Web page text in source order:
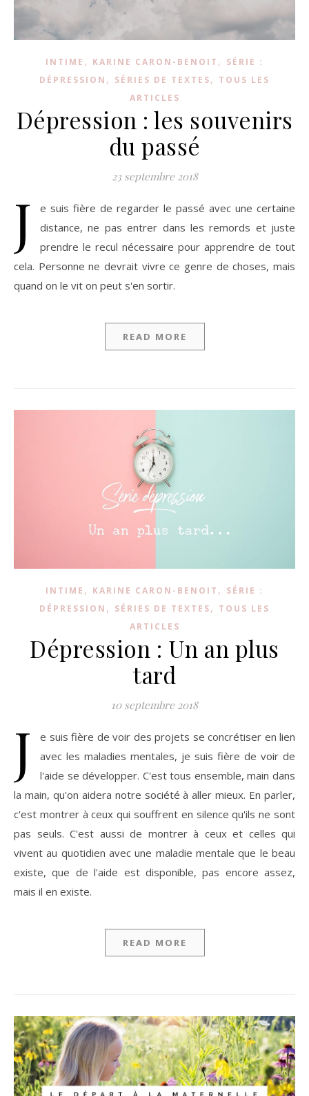
INTIME , KARINE CARON-BENOIT , SÉRIE :
DÉPRESSION , SÉRIES DE TEXTES, TOUS LES
ARTICLES
Dépression : les souvenirs
du passé
23 septembre 2018
J
e suis fière de regarder le passé avec une certaine
distance, ne pas entrer dans les remords et juste
prendre le recul nécessaire pour apprendre de tout
cela. Personne ne devrait vivre ce genre de choses, mais
quand on le vit on peut s'en sortir.
READ MORE
INTIME , KARINE CARON-BENOIT , SÉRIE :
DÉPRESSION , SÉRIES DE TEXTES, TOUS LES
ARTICLES
Dépression : Un an plus
tard
10 septembre 2018
J
e suis fière de voir des projets se concrétiser en lien
avec les maladies mentales, je suis fière de voir de
l'aide se développer. C'est tous ensemble, main dans
la main, qu'on aidera notre société à aller mieux. En parler,
c'est montrer à ceux qui souffrent en silence qu'ils ne sont
pas seuls. C'est aussi de montrer à ceux et celles qui
vivent au quotidien avec une maladie mentale que le beau
existe, que de l'aide est disponible, pas encore assez,
mais il en existe.
READ MORE